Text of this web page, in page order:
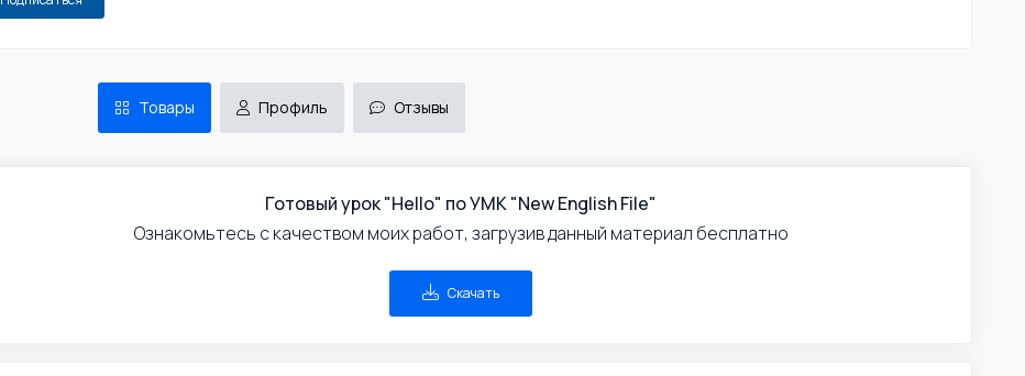
Товары Профиль Отзывы
Готовый урок "Hello" по УМК "New English File"
Ознакомьтесь с качеством моих работ, загрузив данный материал бесплатно
Скачать